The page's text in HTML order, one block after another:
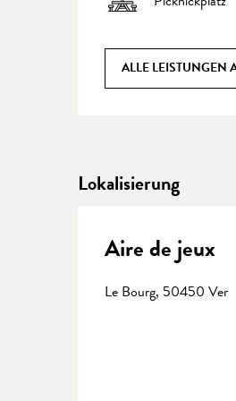
ALLE LEISTUNGEN
Lokalisierung
Aire de jeux
Le Bourg, 50450 Ver